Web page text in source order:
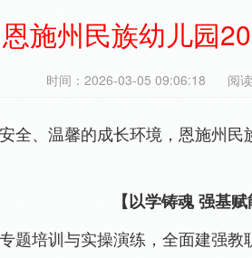
施州民族幼儿园
时间：2026-03-05 09:06:18 阅
全、温馨的成长环境，恩施州
【以学铸魂 强基赋
题培训与实操演练，全面建强教